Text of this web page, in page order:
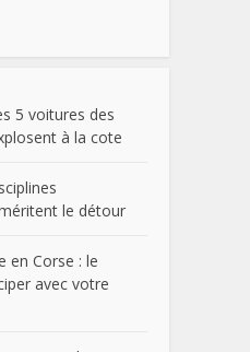
5 voitures des
à la cote
le détour
en Corse : le
avec votre